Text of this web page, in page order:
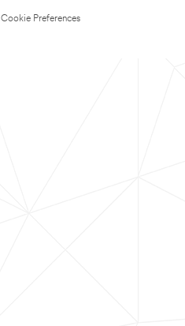
Cookie Preferences